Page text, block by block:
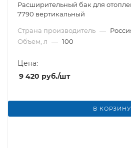
Расширительный бак для
7790 вертикальный
Страна производитель —
Объем, л — 100
Цена:
9 420 руб./шт
В КОРЗИНУ